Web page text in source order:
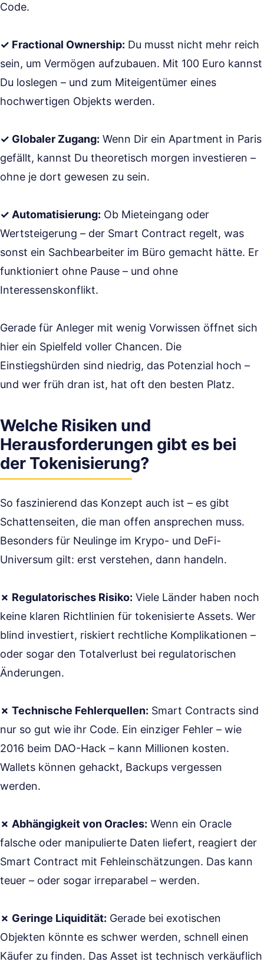
Code.
✓ Fractional Ownership: Du musst nicht mehr reich
sein, um Vermögen aufzubauen. Mit 100 Euro kannst
Du loslegen – und zum Miteigentümer eines
hochwertigen Objekts werden.
✓ Globaler Zugang: Wenn Dir ein Apartment in Paris
gefällt, kannst Du theoretisch morgen investieren –
ohne je dort gewesen zu sein.
✓ Automatisierung: Ob Mieteingang oder
Wertsteigerung – der Smart Contract regelt, was
sonst ein Sachbearbeiter im Büro gemacht hätte. Er
funktioniert ohne Pause – und ohne
Interessenskonflikt.
Gerade für Anleger mit wenig Vorwissen öffnet sich
hier ein Spielfeld voller Chancen. Die
Einstiegshürden sind niedrig, das Potenzial hoch –
und wer früh dran ist, hat oft den besten Platz.
Welche Risiken und
Herausforderungen gibt es bei
der Tokenisierung?
So faszinierend das Konzept auch ist – es gibt
Schattenseiten, die man offen ansprechen muss.
Besonders für Neulinge im Krypo- und DeFi-
Universum gilt: erst verstehen, dann handeln.
✗ Regulatorisches Risiko: Viele Länder haben noch
keine klaren Richtlinien für tokenisierte Assets. Wer
blind investiert, riskiert rechtliche Komplikationen –
oder sogar den Totalverlust bei regulatorischen
Änderungen.
✗ Technische Fehlerquellen: Smart Contracts sind
nur so gut wie ihr Code. Ein einziger Fehler – wie
2016 beim DAO-Hack – kann Millionen kosten.
Wallets können gehackt, Backups vergessen
werden.
✗ Abhängigkeit von Oracles: Wenn ein Oracle
falsche oder manipulierte Daten liefert, reagiert der
Smart Contract mit Fehleinschätzungen. Das kann
teuer – oder sogar irreparabel – werden.
✗ Geringe Liquidität: Gerade bei exotischen
Objekten könnte es schwer werden, schnell einen
Käufer zu finden. Das Asset ist technisch verkäuflich